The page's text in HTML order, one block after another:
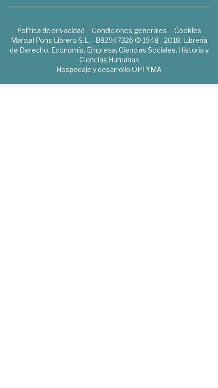
Política de privacidad Condiciones generales
Cookies
Marcial Pons Librero S.L. - B82947326 © 1948 - 2018. Librería
de Derecho, Economía, Empresa, Ciencias Sociales, Historia y
Ciencias Humanas
Hospedaje y desarrollo OPTYMA